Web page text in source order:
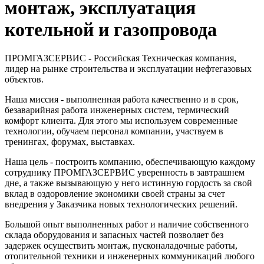
монтаж, эксплуатация
котельной и газопровода
ПРОМГАЗСЕРВИС - Российская Техническая компания,
лидер на рынке строительства и эксплуатации нефтегазовых
объектов.
Наша миссия - выполненная работа качественно и в срок,
безаварийная работа инженерных систем, термический
комфорт клиента. Для этого мы используем современные
технологии, обучаем персонал компании, участвуем в
тренингах, форумах, выставках.
Наша цель - построить компанию, обеспечивающую каждому
сотруднику ПРОМГАЗСЕРВИС уверенность в завтрашнем
дне, а также вызывающую у него истинную гордость за свой
вклад в оздоровление экономики своей страны за счет
внедрения у Заказчика новых технологических решений.
Большой опыт выполненных работ и наличие собственного
склада оборудования и запасных частей позволяет без
задержек осуществить монтаж, пусконаладочные работы,
отопительной техники и инженерных коммуникаций любого